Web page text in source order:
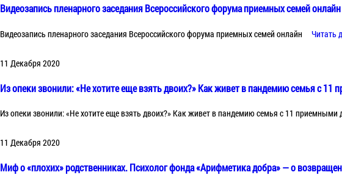
Видеозапись пленарного заседания Всероссийского форума приемных семей онлайн
Видеозапись пленарного заседания Всероссийского форума приемных семей онлайн Читать
11 Декабря 2020
Из опеки звонили: «Не хотите еще взять двоих?» Как живет в пандемию семья с 11
Из опеки звонили: «Не хотите еще взять двоих?» Как живет в пандемию семья с 11 приемными
11 Декабря 2020
Миф о «плохих» родственниках. Психолог фонда «Арифметика добра» — о